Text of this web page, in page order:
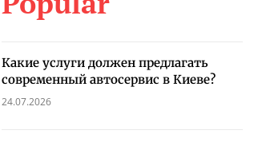
Какие услуги должен предлагать
современный автосервис в Киеве?
24.07.2026